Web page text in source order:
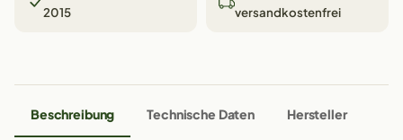
2015
versandkostenfrei
Beschreibung Technische Daten Hersteller